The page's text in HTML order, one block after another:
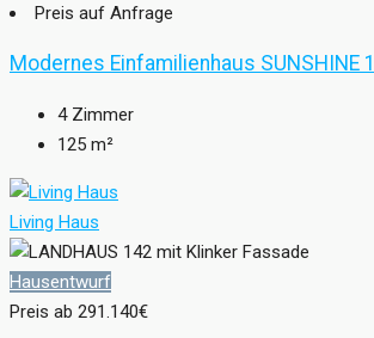
Preis auf Anfrage
Modernes Einfamilienhaus SUNSHINE
4 Zimmer
125 m²
Living Haus
Hausentwurf
Preis ab 291.140€